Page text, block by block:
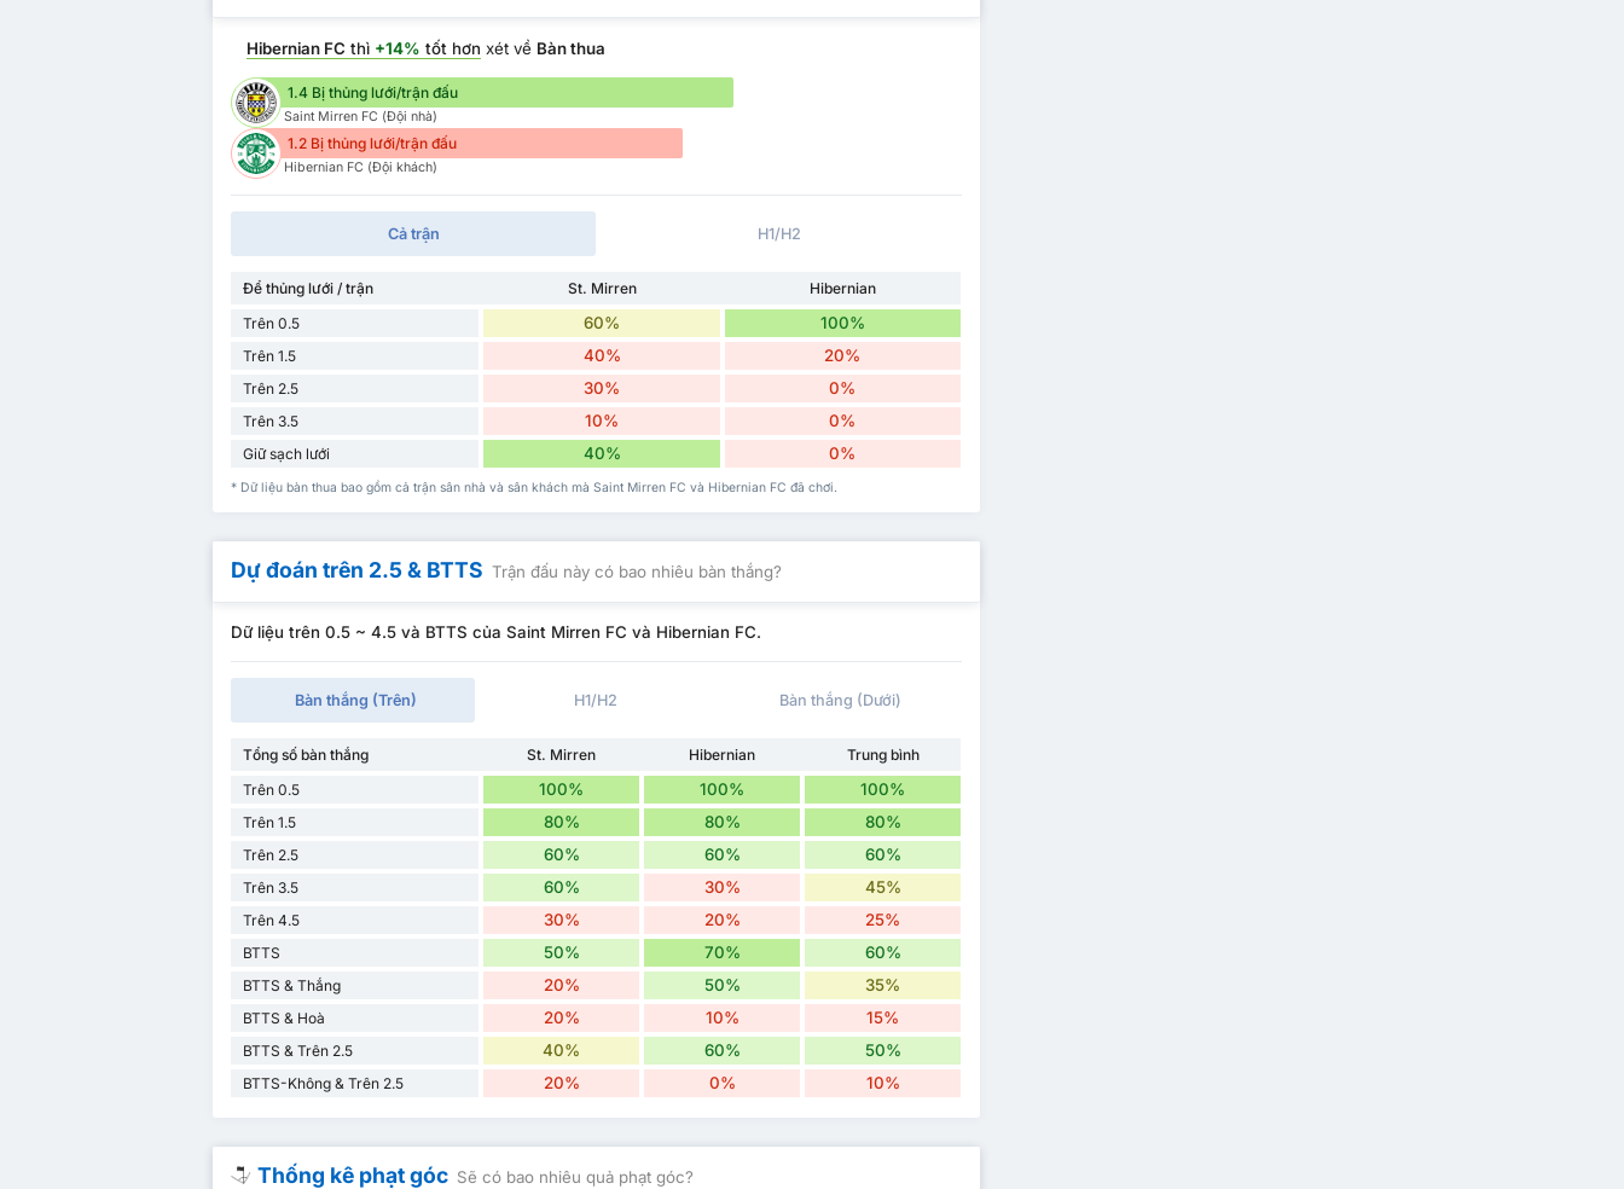
Hibernian FC thì +14% tốt hơn xét về Bàn thua
1.4 Bị thủng lưới/trận đấu
Saint Mirren FC (Đội nhà)
1.2 Bị thủng lưới/trận đấu
Hibernian FC (Đội khách)
Cả trận H1/H2
Để thủng lưới / trận St. Mirren
Hibernian
Trên 0.5
60% 100%
Trên 1.5 40% 20%
Trên 2.5 30% 0%
Trên 3.5 10% 0%
Giữ sạch lưới 40% 0%
* Dữ liệu bàn thua bao gồm cả trận sân nhà và sân khách mà Saint Mirren FC và Hibernian FC đã chơi.
Dự đoán trên 2.5 & BTTS Trận đấu này có bao nhiêu bàn thắng?
Dữ liệu trên 0.5 ~ 4.5 và BTTS của Saint Mirren FC và Hibernian FC.
Bàn thắng (Trên) H1/H2 Bàn thắng (Dưới)
Tổng số bàn thắng St. Mirren Hibernian
Trung bình
Trên 0.5
100% 100% 100%
Trên 1.5 80% 80% 80%
Trên 2.5 60% 60% 60%
Trên 3.5 60% 30% 45%
Trên 4.5 30% 20% 25%
BTTS 50% 70% 60%
BTTS & Thắng 20% 50% 35%
BTTS & Hoà 20% 10% 15%
BTTS & Trên 2.5 40% 60% 50%
BTTS-Không & Trên 2.5 20% 0% 10%
Thống kê phạt góc Sẽ có bao nhiêu quả phạt góc?